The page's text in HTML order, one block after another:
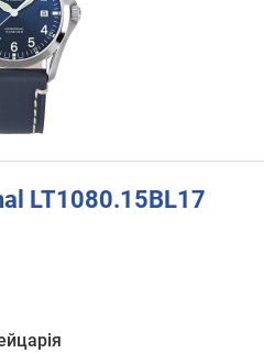
LT1080.15BL17